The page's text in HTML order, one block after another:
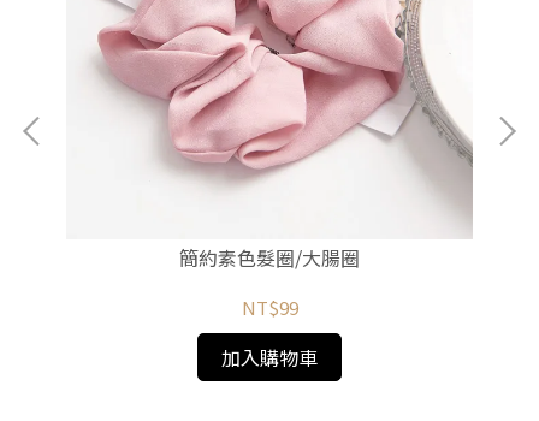
簡約素色髮圈/大腸圈
NT$99
加入購物車